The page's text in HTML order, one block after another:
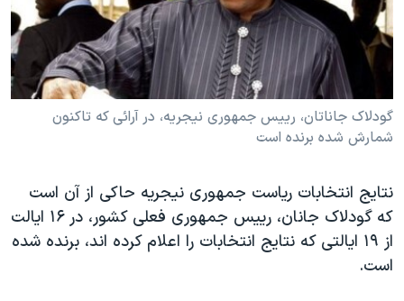
فرهنگ و زندگی
حقوق شهروندی
اقتصادی
علم و فناوری
اسرائیل در جنگ
آرشیو پخش زنده
مستندها
انتخابات ریاست جمهوری آمریکا ۲۰۲۴
حمله جمهوری اسلامی به اسرائیل
رمز مهسا
ورزش زنان در ایران
مجموعه مستندهای دادخواهی
تریبونال مردمی آبان ۹۸
دنبال کنید
زبانهای مختلف
گودلاک جاناتان، رييس جمهوری نيجريه، در آرائی که تاکنون
شمارش شده برنده است
نتایج انتخابات ریاست جمهوری نیجریه حاکی از آن است
که گودلاک جانان، رييس جمهوری فعلی کشور، در ۱۶ ايالت
از ۱۹ ايالتی که نتايج انتخابات را اعلام کرده اند، برنده شده
است.